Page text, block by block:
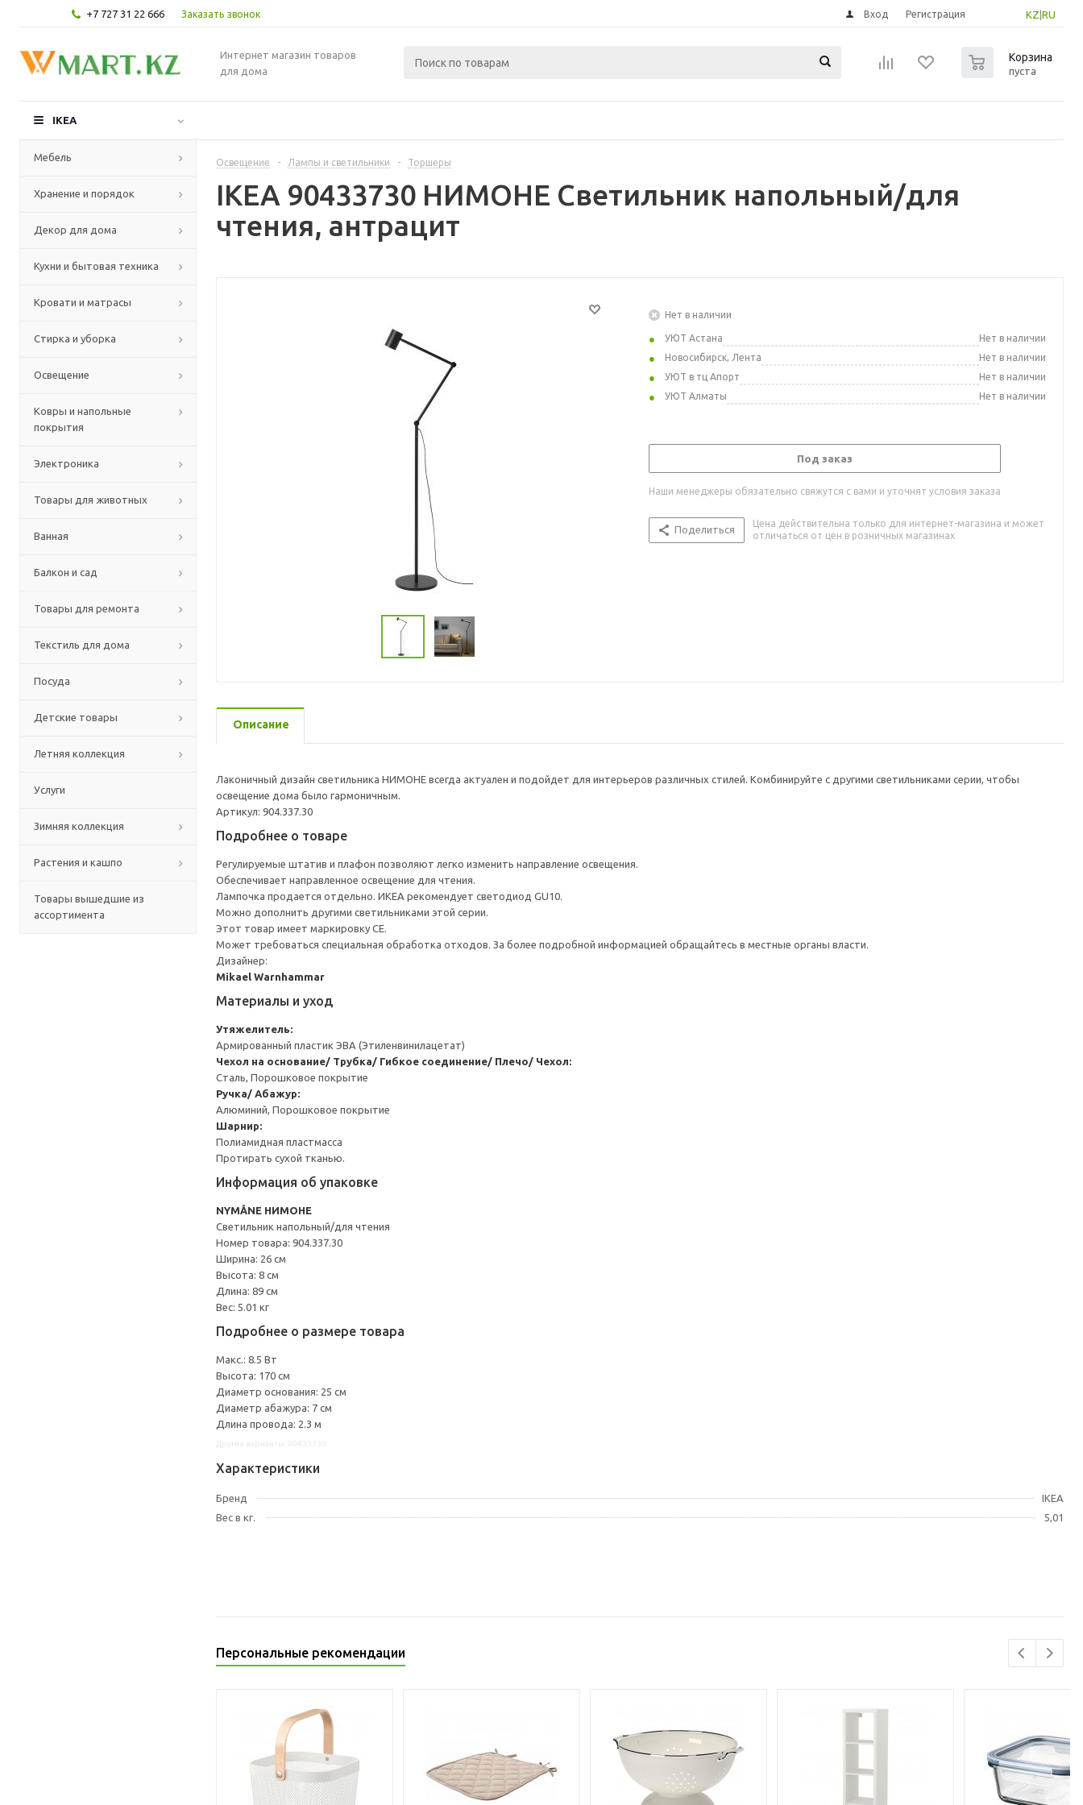
+7 727 31 22 666 Заказать звонок KZ RU
Вход Регистрация
Интернет магазин товаров
для дома
Корзина
пуста
IKEA
Мебель
Хранение и порядок
Декор для дома
Кухни и бытовая техника
Кровати и матрасы
Стирка и уборка
Освещение
Ковры и напольные
покрытия
Электроника
Товары для животных
Ванная
Балкон и сад
Товары для ремонта
Текстиль для дома
Посуда
Детские товары
Летняя коллекция
Услуги
Зимняя коллекция
Растения и кашпо
Товары вышедшие из
ассортимента
Освещение - Лампы и светильники - Торшеры
IKEA 90433730 НИМОНЕ Светильник напольный/для
чтения, антрацит
Нет в наличии
УЮТ Астана
Нет в наличии
Новосибирск, Лента
Нет в наличии
УЮТ в тц Апорт
Нет в наличии
УЮТ Алматы
Нет в наличии
Под заказ
Наши менеджеры обязательно свяжутся с вами и уточнят условия заказа
Поделиться
Цена действительна только для интернет-магазина и может
отличаться от цен в розничных магазинах
Описание
Лаконичный дизайн светильника НИМОНЕ всегда актуален и подойдет для интерьеров различных стилей. Комбинируйте с другими светильниками серии, чтобы
освещение дома было гармоничным.
Артикул: 904.337.30
Подробнее о товаре
Регулируемые штатив и плафон позволяют легко изменить направление освещения.
Обеспечивает направленное освещение для чтения.
Лампочка продается отдельно. ИКЕА рекомендует светодиод GU10.
Можно дополнить другими светильниками этой серии.
Этот товар имеет маркировку CE.
Может требоваться специальная обработка отходов. За более подробной информацией обращайтесь в местные органы власти.
Дизайнер:
Mikael Warnhammar
Материалы и уход
Утяжелитель:
Армированный пластик ЭВА (Этиленвинилацетат)
Чехол на основание/ Трубка/ Гибкое соединение/ Плечо/ Чехол:
Сталь, Порошковое покрытие
Ручка/ Абажур:
Алюминий, Порошковое покрытие
Шарнир:
Полиамидная пластмасса
Протирать сухой тканью.
Информация об упаковке
NYMÅNE НИМОНЕ
Светильник напольный/для чтения
Номер товара: 904.337.30
Ширина: 26 см
Высота: 8 см
Длина: 89 см
Вес: 5.01 кг
Подробнее о размере товара
Макс.: 8.5 Вт
Высота: 170 см
Диаметр основания: 25 см
Диаметр абажура: 7 см
Длина провода: 2.3 м
Характеристики
Бренд
IKEA
Вес в кг.
5,01
Персональные рекомендации